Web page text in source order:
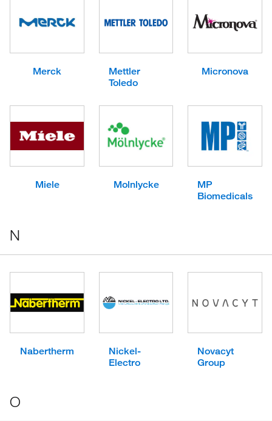
Merck
Mettler
Toledo
Micronova
Miele Molnlycke
MP
Biomedicals
N
Nabertherm
Nickel-
Electro
Novacyt
Group
O